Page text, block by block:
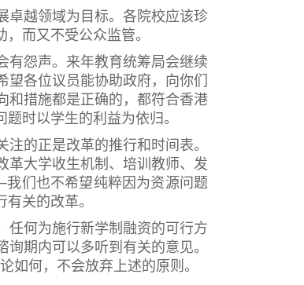
越领域为目标。各院校应该珍
而又不受公众监管。
怨声。来年教育统筹局会继续
望各位议员能协助政府，向你们
和措施都是正确的，都符合香港
时以学生的利益为依归。
的正是改革的推行和时间表。
革大学收生机制、培训教师、发
们也不希望纯粹因为资源问题
关的改革。
何为施行新学制融资的可行方
期内可以多听到有关的意见。
何，不会放弃上述的原则。